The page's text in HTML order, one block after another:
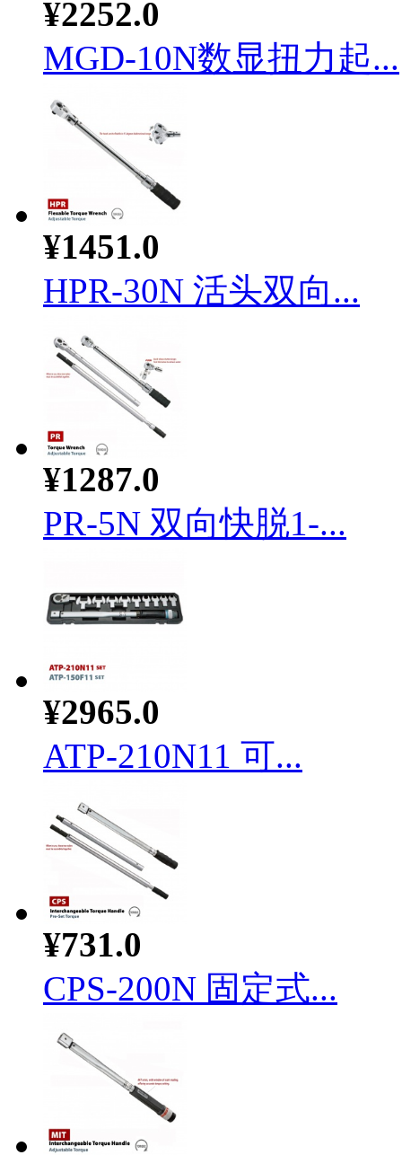
¥2252.0
MGD-10N数显扭力起...
¥1451.0
HPR-30N 活头双向...
¥1287.0
PR-5N 双向快脱1-...
¥2965.0
ATP-210N11 可...
¥731.0
CPS-200N 固定式...